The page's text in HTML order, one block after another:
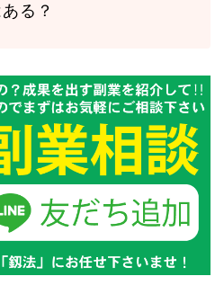
る？